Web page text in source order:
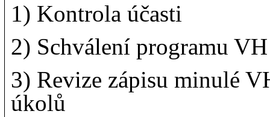
1) Kontrola účasti
2) Schválení programu VH
3) Revize zápisu minulé
úkolů